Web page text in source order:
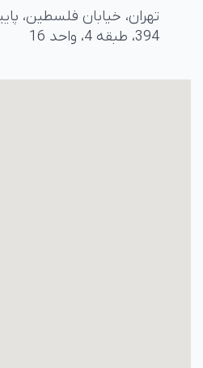
تهران، خیابان فلسطین،
394، طبقه 4، واحد 16